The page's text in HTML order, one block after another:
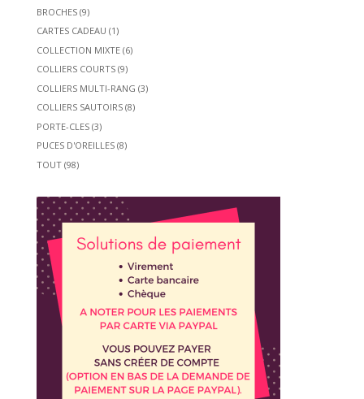
BROCHES (9)
CARTES CADEAU (1)
COLLECTION MIXTE (6)
COLLIERS COURTS (9)
COLLIERS MULTI-RANG (3)
COLLIERS SAUTOIRS (8)
PORTE-CLES (3)
PUCES D'OREILLES (8)
TOUT (98)